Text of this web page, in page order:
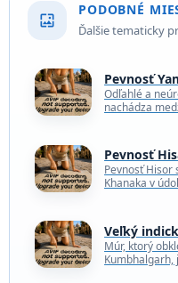
wallpaper
PODOBNÉ
Ďalšie tematicky
Pevnosť
Odľahlé a
nachádza
Pevnosť
Pevnosť Hisor
Khanaka v
Veľký
Múr, ktorý
Kumbhalgarh,